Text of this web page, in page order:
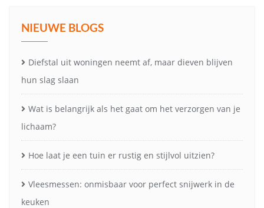
NIEUWE BLOGS
Diefstal uit woningen neemt af, maar dieven blijven
hun slag slaan
Wat is belangrijk als het gaat om het verzorgen van je
lichaam?
Hoe laat je een tuin er rustig en stijlvol uitzien?
Vleesmessen: onmisbaar voor perfect snijwerk in de
keuken